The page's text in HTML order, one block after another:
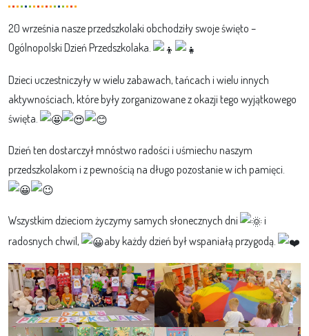
20 września nasze przedszkolaki obchodziły swoje święto –
Ogólnopolski Dzień Przedszkolaka.
Dzieci uczestniczyły w wielu zabawach, tańcach i wielu innych
aktywnościach, które były zorganizowane z okazji tego wyjątkowego
święta.
Dzień ten dostarczył mnóstwo radości i uśmiechu naszym
przedszkolakom i z pewnością na długo pozostanie w ich pamięci.
Wszystkim dzieciom życzymy samych słonecznych dni
i
radosnych chwil,
aby każdy dzień był wspaniałą przygodą.